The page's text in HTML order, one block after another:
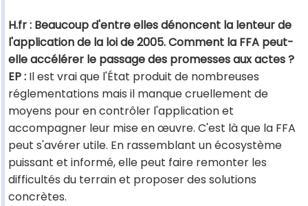
H.fr : Beaucoup d'entre elles dénoncent la lenteur de
l'application de la loi de 2005. Comment la FFA peut-
elle accélérer le passage des promesses aux actes ?
EP : Il est vrai que l'État produit de nombreuses
réglementations mais il manque cruellement de
moyens pour en contrôler l'application et
accompagner leur mise en œuvre. C'est là que la FFA
peut s'avérer utile. En rassemblant un écosystème
puissant et informé, elle peut faire remonter les
difficultés du terrain et proposer des solutions
concrètes.